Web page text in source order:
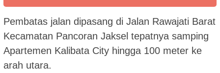
Pembatas jalan dipasang di Jalan Rawajati Barat
Kecamatan Pancoran Jaksel tepatnya samping
Apartemen Kalibata City hingga 100 meter ke
arah utara.